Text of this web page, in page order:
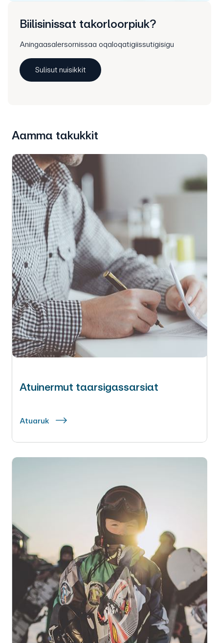
Biilisinissat takorloorpiuk?
Aningaasalersornissaa oqaloqatigiissutigisigu
Sulisut nuisikkit
Aamma takukkit
Atuinermut taarsigassarsiat
Atuaruk